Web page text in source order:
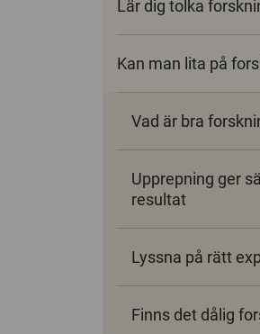
Lär dig tolka
Kan man lita på
Vad är bra
Upprepning ger
resultat
Lyssna på rätt
Finns det dålig